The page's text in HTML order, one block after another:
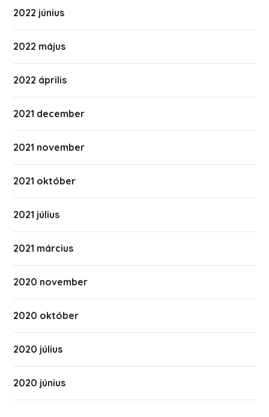
2022 június
2022 május
2022 április
2021 december
2021 november
2021 október
2021 július
2021 március
2020 november
2020 október
2020 július
2020 június